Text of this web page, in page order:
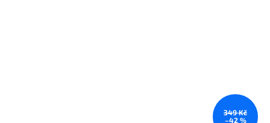
349 Kč
–42 %